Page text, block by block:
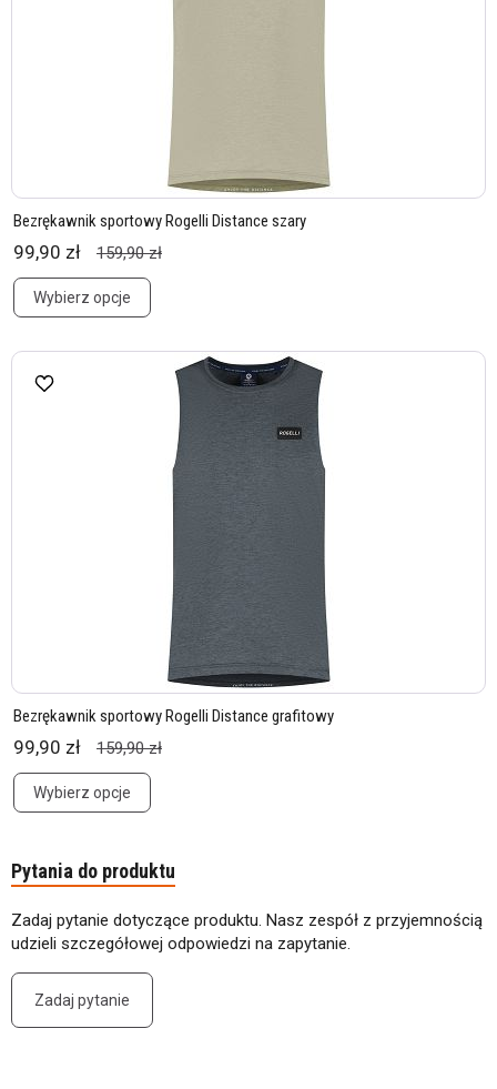
Bezrękawnik sportowy Rogelli Distance szary
99,90 zł 159,90 zł
Wybierz opcje
Bezrękawnik sportowy Rogelli Distance grafitowy
99,90 zł 159,90 zł
Wybierz opcje
Pytania do produktu
Zadaj pytanie dotyczące produktu. Nasz zespół z przyjemnością
udzieli szczegółowej odpowiedzi na zapytanie.
Zadaj pytanie